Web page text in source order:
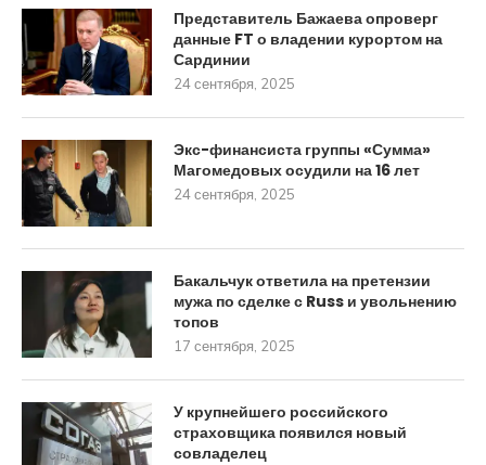
Представитель Бажаева опроверг
данные FT о владении курортом на
Сардинии
24 сентября, 2025
Экс-финансиста группы «Сумма»
Магомедовых осудили на 16 лет
24 сентября, 2025
Бакальчук ответила на претензии
мужа по сделке с Russ и увольнению
топов
17 сентября, 2025
У крупнейшего российского
страховщика появился новый
совладелец